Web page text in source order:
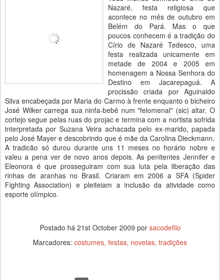
Nazaré, festa religiosa que
acontece no mês de outubro em
Belém do Pará. Mas o que
poucos conhecem é a tradição do
Círio de Nazaré Tedesco, uma
festa realizada unicamente em
metade de 2004 e 2005 em
homenagem a Nossa Senhora do
Destino em Jacarepaguá. A
procissão criada por Aguinaldo
Silva encabeçada por Maria do Carmo à frente enquanto o bicheiro
José Wilker carrega sua ninfa-bebê num "felomenal" (sic) altar. O
cortejo segue pelas ruas do projac e termina com a nortista sofrida
interpretada por Suzana Veira achacada pelo ex-marido, papada
pelo José Mayer e descobrindo que é mãe da Carolina Dieckmann.
A tradicão só durou durante uns 11 meses no horário nobre e
valeu a pena ver de novo anos depois. As penitentes Jennifer e
Eleonora é que prosseguiram com sua luta pela liberação das
rinhas de aranhas no Brasil. Criaram em 2006 a SFA (Spider
Fighting Association) e pleiteiam a inclusão da atividade como
esporte olímpico.
Postado há 21st October 2009 por sacodefilo
Marcadores: costumes festas novelas tradições